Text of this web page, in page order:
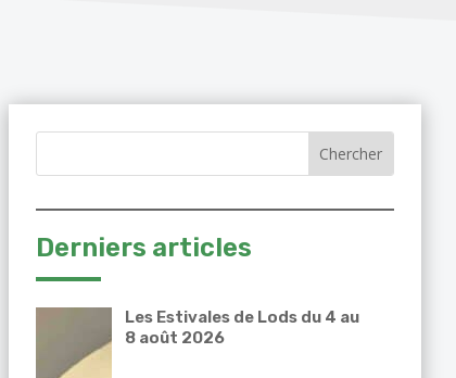
Derniers articles
Les Estivales de Lods du 4 au
8 août 2026